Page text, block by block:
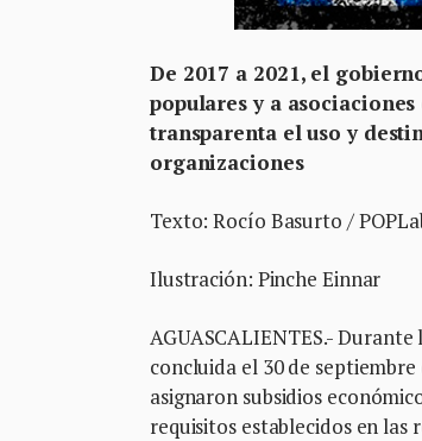
De 2017 a 2021, el
populares y a
transparenta el uso y
organizaciones
Texto: Rocío Basurto /
Ilustración: Pinche Einnar
AGUASCALIENTES.-
concluida el 30 de
asignaron subsidios
requisitos establecidos en las